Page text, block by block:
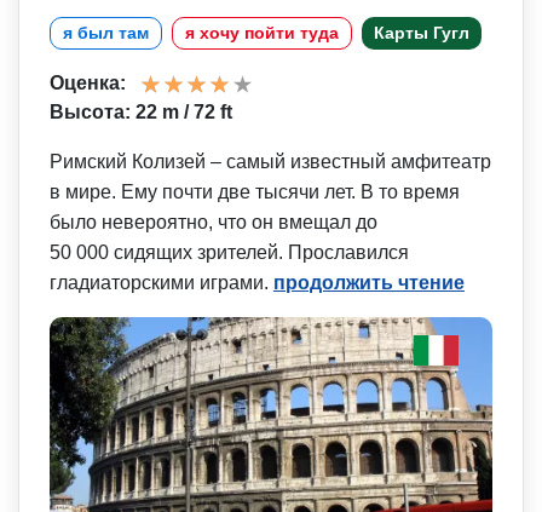
я был там я хочу пойти туда Карты Гугл
Оценка:
Высота: 22 m / 72 ft
Римский Колизей – самый известный амфитеатр
в мире. Ему почти две тысячи лет. В то время
было невероятно, что он вмещал до
50 000 сидящих зрителей. Прославился
гладиаторскими играми. продолжить чтение